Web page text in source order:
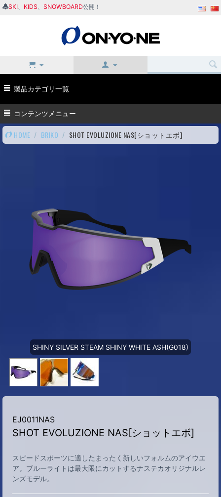
SKI KIDS SNOWBOARD公開！
製品カテゴリ一覧
コンテンツメニュー
HOME / BRIKO / SHOT EVOLUZIONE NAS[ショットエボ]
SHINY SILVER STEAM SHINY WHITE ASH(G018)
EJ0011NAS
SHOT EVOLUZIONE NAS[ショットエボ]
スピードスポーツに適したまったく新しいフォルムのアイウエ
ア。ブルーライトは最大限にカットするナステカオリジナルレ
ンズモデル。